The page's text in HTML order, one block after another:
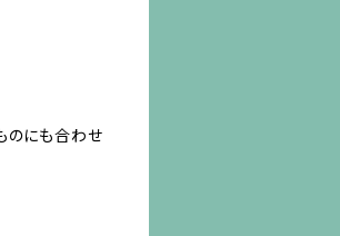
のにも合わせ